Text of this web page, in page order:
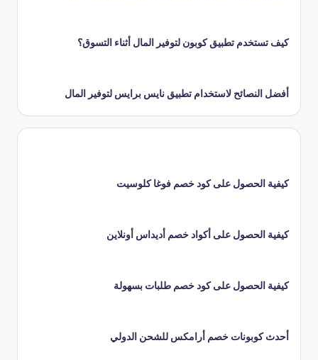
كيف تستخدم تطبيق كوبون لتوفير المال أثناء التسوق؟
أفضل النصائح لاستخدام تطبيق نايس برايس لتوفير المال
كيفية الحصول على كود خصم فوغا كلوسيت
كيفية الحصول على أكواد خصم أديداس أونلاين
كيفية الحصول على كود خصم طلبات بسهولة
أحدث كوبونات خصم أرامكس للشحن الدولي